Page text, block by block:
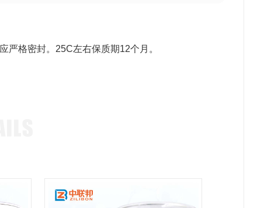
严格密封。25C左右保质期12个月。